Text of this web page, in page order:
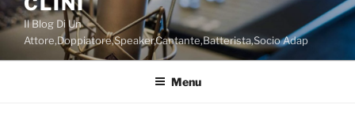
Il Blog Di Un
Attore,Doppiatore,Speaker,Cantante,Batterista,Socio Adap
Menu